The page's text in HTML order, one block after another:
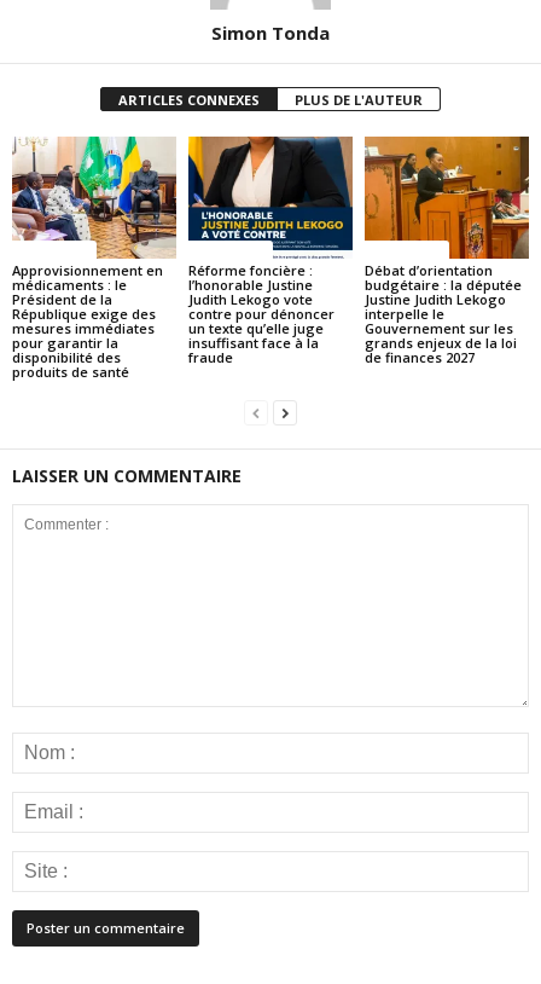
Simon Tonda
ARTICLES CONNEXES PLUS DE L'AUTEUR
Approvisionnement en
médicaments : le
Président de la
République exige des
mesures immédiates
pour garantir la
disponibilité des
produits de santé
Réforme foncière :
l’honorable Justine
Judith Lekogo vote
contre pour dénoncer
un texte qu’elle juge
insuffisant face à la
fraude
Débat d’orientation
budgétaire : la députée
Justine Judith Lekogo
interpelle le
Gouvernement sur les
grands enjeux de la loi
de finances 2027
LAISSER UN COMMENTAIRE